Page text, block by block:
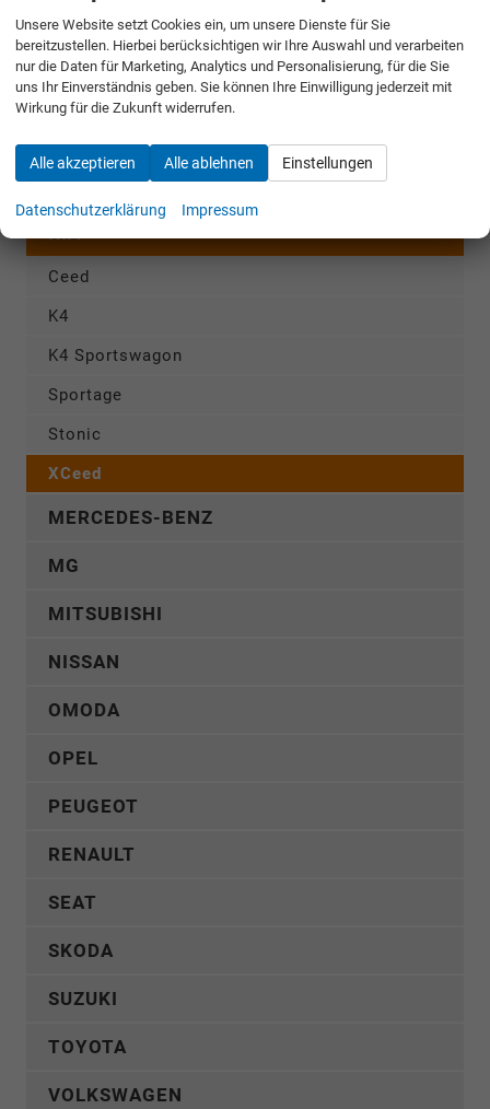
FORD
GWM
KGM
KIA
Ceed
K4
K4 Sportswagon
Sportage
Stonic
XCeed
MERCEDES-BENZ
MG
MITSUBISHI
NISSAN
OMODA
OPEL
PEUGEOT
RENAULT
SEAT
SKODA
SUZUKI
TOYOTA
VOLKSWAGEN
Unsere Website setzt Cookies ein, um unsere Dienste für Sie
bereitzustellen. Hierbei berücksichtigen wir Ihre Auswahl und verarbeiten
nur die Daten für Marketing, Analytics und Personalisierung, für die Sie
uns Ihr Einverständnis geben. Sie können Ihre Einwilligung jederzeit mit
Wirkung für die Zukunft widerrufen.
Alle akzeptieren Alle ablehnen Einstellungen
Datenschutzerklärung Impressum